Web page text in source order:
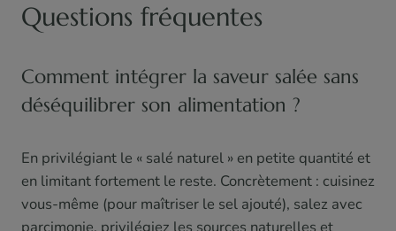
Questions fréquentes
Comment intégrer la saveur salée sans
déséquilibrer son alimentation ?
En privilégiant le « salé naturel » en petite quantité et
en limitant fortement le reste. Concrètement : cuisinez
vous-même (pour maîtriser le sel ajouté), salez avec